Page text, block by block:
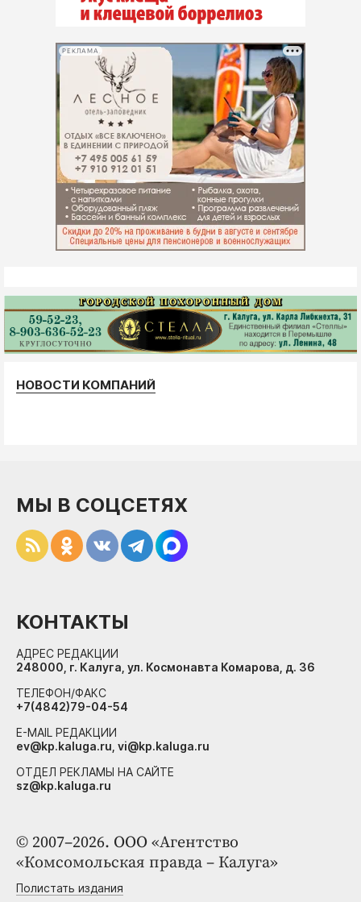
РЕКЛАМА
НОВОСТИ КОМПАНИЙ
© 2007–2026. ООО «Агентство
«Комсомольская правда – Калуга»
Полистать издания
МЫ В СОЦСЕТЯХ
КОНТАКТЫ
АДРЕС РЕДАКЦИИ
248000, г. Калуга, ул. Космонавта Комарова, д. 36
ТЕЛЕФОН/ФАКС
+7(4842)79-04-54
E-MAIL РЕДАКЦИИ
ev@kp.kaluga.ru, vi@kp.kaluga.ru
ОТДЕЛ РЕКЛАМЫ НА САЙТЕ
sz@kp.kaluga.ru